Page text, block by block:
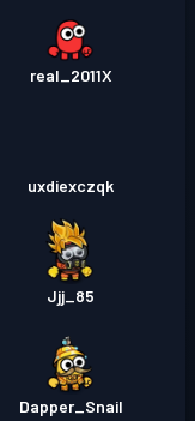
real_2011X
uxdiexczqk
Jjj_85
Dapper_Snail